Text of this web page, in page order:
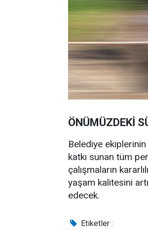
ÖNÜMÜZDEKİ
Belediye
katkı sunan tüm
çalışmaların
yaşam kalitesini
edecek.
Etiketler :